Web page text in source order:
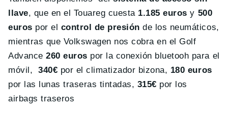
llave, que en el Touareg cuesta 1.185 euros y 500
euros por el control de presión de los neumáticos,
mientras que Volkswagen nos cobra en el Golf
Advance260 euros por la conexión bluetooh para el
móvil,340€ por el climatizador bizona, 180 euros
por las lunas traseras tintadas, 315€ por los
airbags traseros